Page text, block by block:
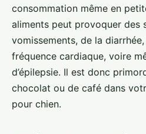
consommation même en
aliments peut provoquer des
vomissements, de la
fréquence cardiaque, voire
d’épilepsie. Il est donc
chocolat ou de café dans
pour chien.